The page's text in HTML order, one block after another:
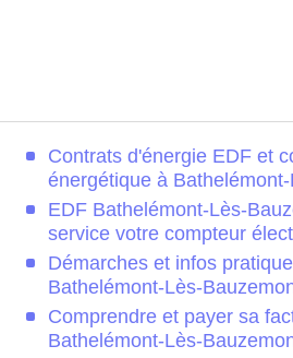
Contrats d'énergie EDF et
énergétique à
EDF Bathelémont-Lès-
service votre compteur
Démarches et infos
Bathelémont-Lès-
Comprendre et payer sa
Bathelémont-Lès-